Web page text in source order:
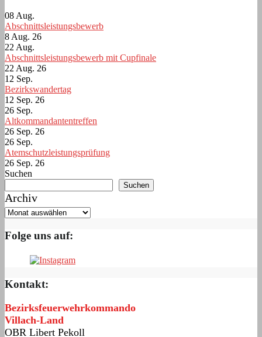
08 Aug.
Abschnittsleistungsbewerb
8 Aug. 26
22 Aug.
Abschnittsleistungsbewerb mit Cupfinale
22 Aug. 26
12 Sep.
Bezirkswandertag
12 Sep. 26
26 Sep.
Altkommandantentreffen
26 Sep. 26
26 Sep.
Atemschutzleistungsprüfung
26 Sep. 26
Suchen
Suchen
Archiv
Folge uns auf:
Kontakt:
Bezirksfeuerwehrkommando
Villach-Land
OBR Libert Pekoll